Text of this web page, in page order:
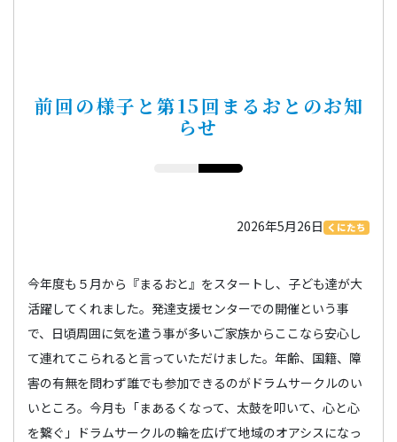
前回の様子と第15回まるおとのお知
らせ
2026年5月26日 くにたち
今年度も５月から『まるおと』をスタートし、子ども達が大
活躍してくれました。発達支援センターでの開催という事
で、日頃周囲に気を遣う事が多いご家族からここなら安心し
て連れてこられると言っていただけました。年齢、国籍、障
害の有無を問わず誰でも参加できるのがドラムサークルのい
いところ。今月も「まあるくなって、太鼓を叩いて、心と心
を繋ぐ」ドラムサークルの輪を広げて地域のオアシスになっ